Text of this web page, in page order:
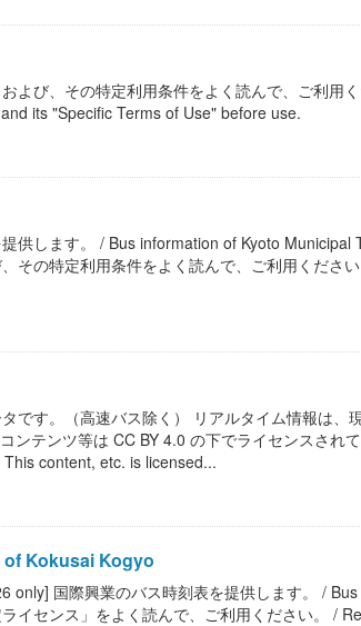
よび、その特定利用条件をよく読んで、ご利用
its "Specific Terms of Use" before use.
供します。 / Bus information of Kyoto
その特定利用条件をよく読んで、ご利用くださ
です。（高速バス除く） リアルタイム情報は、
ンテンツ等は CC BY 4.0 の下でライセンスされ
content, etc. is licensed...
of Kokusai Kogyo
only] 国際興業のバス時刻表を提供します。 /
イセンス」をよく読んで、ご利用ください。 /